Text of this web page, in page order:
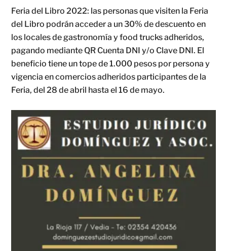
Feria del Libro 2022: las personas que visiten la Feria
del Libro podrán acceder a un 30% de descuento en
los locales de gastronomía y food trucks adheridos,
pagando mediante QR Cuenta DNI y/o Clave DNI. El
beneficio tiene un tope de 1.000 pesos por persona y
vigencia en comercios adheridos participantes de la
Feria, del 28 de abril hasta el 16 de mayo.